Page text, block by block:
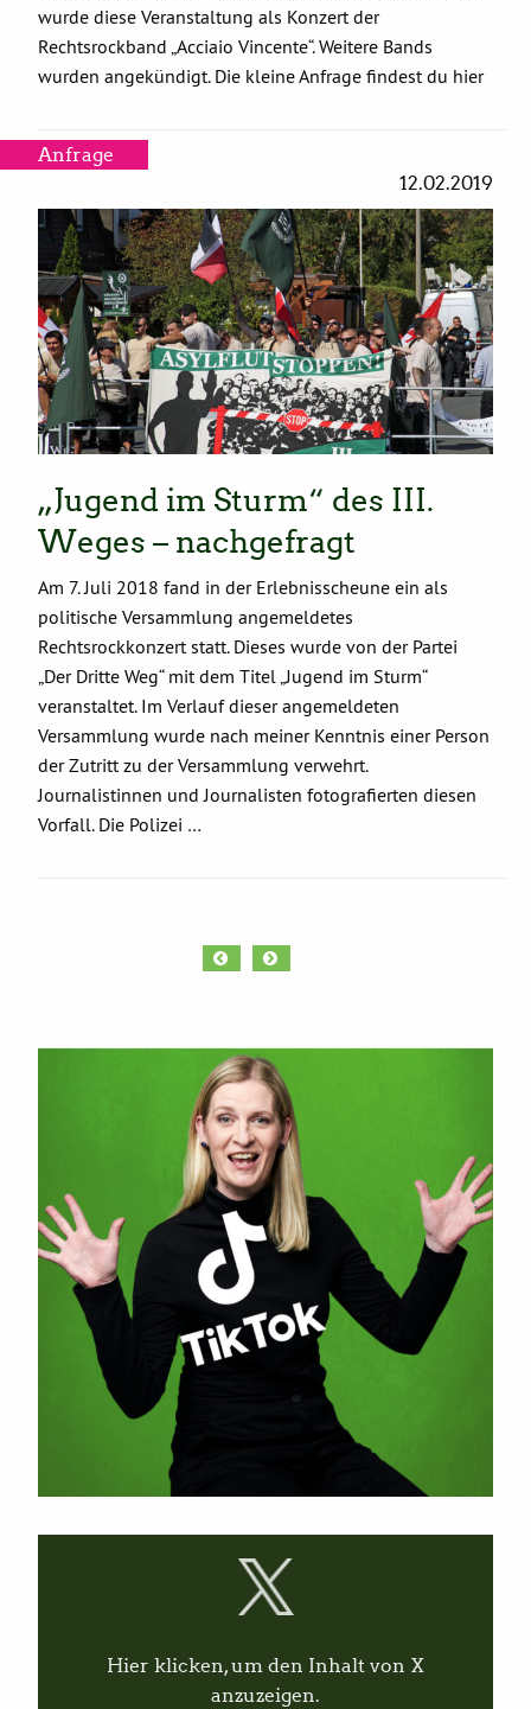
wurde diese Veranstaltung als Konzert der
Rechtsrockband „Acciaio Vincente“. Weitere Bands
wurden angekündigt. Die kleine Anfrage findest du hier
Anfrage
12.02.2019
„Jugend im Sturm“ des III.
Weges – nachgefragt
Am 7. Juli 2018 fand in der Erlebnisscheune ein als
politische Versammlung angemeldetes
Rechtsrockkonzert statt. Dieses wurde von der Partei
„Der Dritte Weg“ mit dem Titel „Jugend im Sturm“
veranstaltet. Im Verlauf dieser angemeldeten
Versammlung wurde nach meiner Kenntnis einer Person
der Zutritt zu der Versammlung verwehrt.
Journalistinnen und Journalisten fotografierten diesen
Vorfall. Die Polizei …
« »
Hier klicken, um den Inhalt von X
anzuzeigen.